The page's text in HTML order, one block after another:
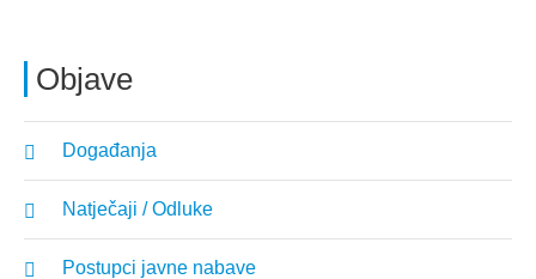
Objave
Događanja
Natječaji / Odluke
Postupci javne nabave